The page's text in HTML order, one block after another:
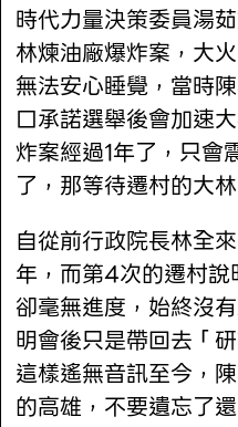
時代力量決策委員湯
林煉油廠爆炸案，大
無法安心睡覺，當時
口承諾選舉後會加速
炸案經過1年了，只會
了，那等待遷村的大
自從前行政院長林全
年，而第4次的遷村
卻毫無進度，始終沒
明會後只是帶回去「
這樣遙無音訊至今，
的高雄，不要遺忘了